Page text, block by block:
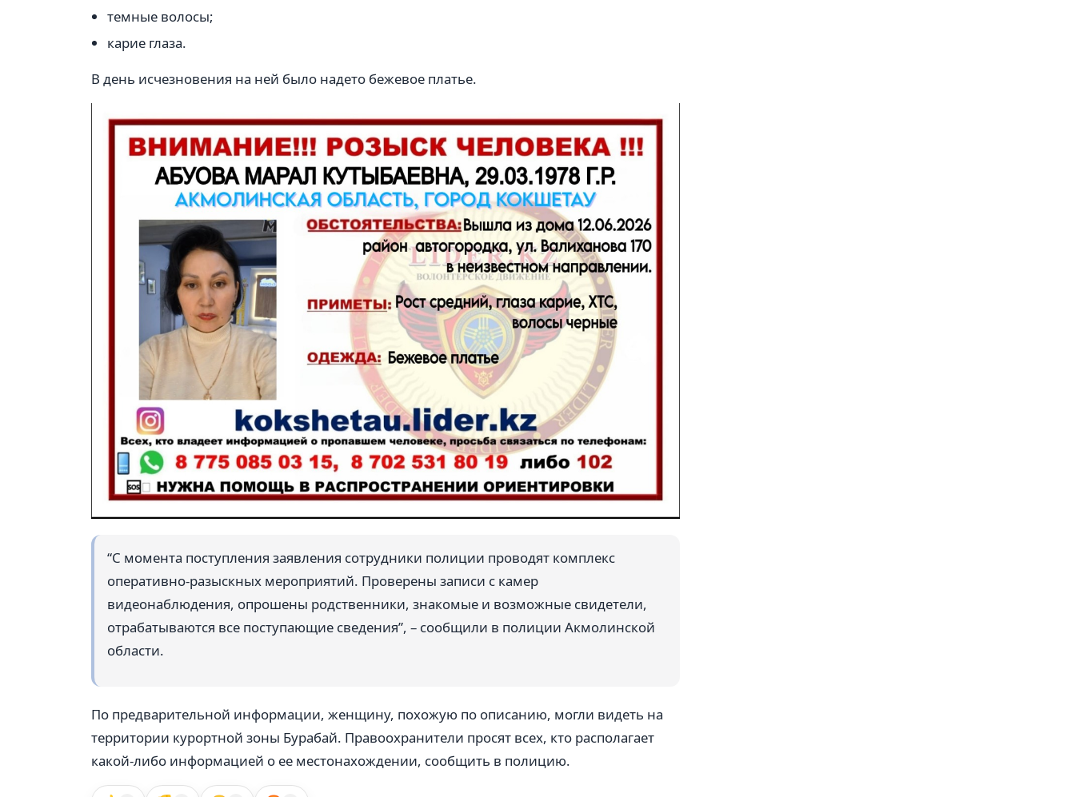
темные волосы;
карие глаза.
В день исчезновения на ней было надето бежевое платье.
“С момента поступления заявления сотрудники полиции проводят комплекс
оперативно-разыскных мероприятий. Проверены записи с камер
видеонаблюдения, опрошены родственники, знакомые и возможные свидетели,
отрабатываются все поступающие сведения”, – сообщили в полиции Акмолинской
области.
По предварительной информации, женщину, похожую по описанию, могли видеть на
территории курортной зоны Бурабай. Правоохранители просят всех, кто располагает
какой-либо информацией о ее местонахождении, сообщить в полицию.